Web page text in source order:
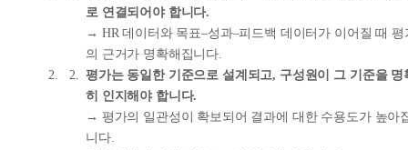
로 연결되어야 합니다.
→ HR 데이터와 목표–성과–피드백 데이터가 이어질 때 평
의 근거가 명확해집니다.
평가는 동일한 기준으로 설계되고, 구성원이 그 기준을 명
히 인지해야 합니다.
→ 평가의 일관성이 확보되어 결과에 대한 수용도가 높아
니다.